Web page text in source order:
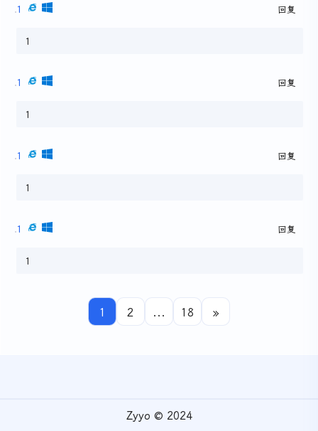
1 回复
1
1 回复
1
1 回复
1
1 回复
1
1 2 ... 18 »
Zyyo © 2024